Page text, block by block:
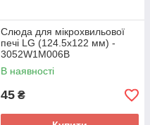
Слюда для мікрохвильової
печі LG (124.5x122 мм) -
3052W1M006B
В наявності
45 ₴